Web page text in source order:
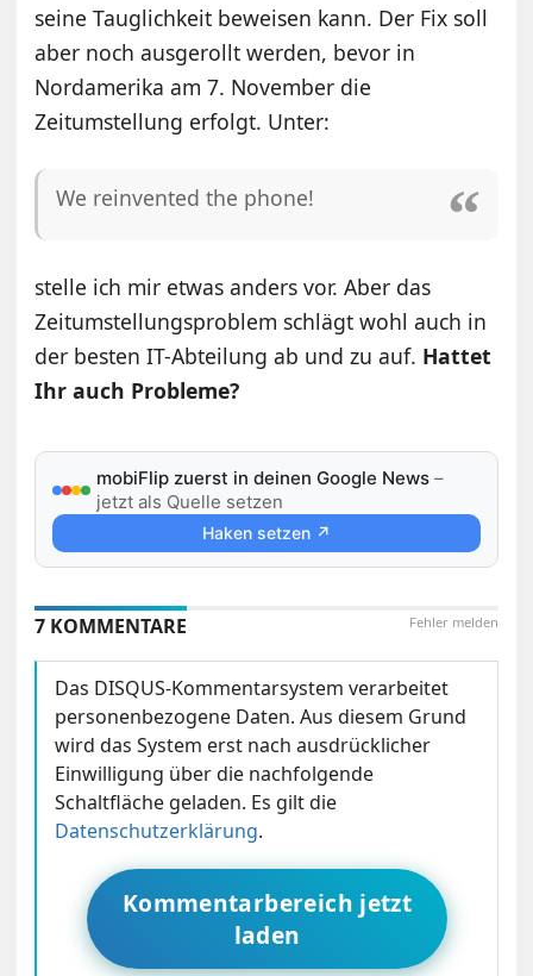
seine Tauglichkeit beweisen kann. Der Fix soll
aber noch ausgerollt werden, bevor in
Nordamerika am 7. November die
Zeitumstellung erfolgt. Unter:
We reinvented the phone!
stelle ich mir etwas anders vor. Aber das
Zeitumstellungsproblem schlägt wohl auch in
der besten IT-Abteilung ab und zu auf. Hattet
Ihr auch Probleme?
mobiFlip zuerst in deinen Google News –
jetzt als Quelle setzen
Haken setzen ↗
Fehler melden
7 KOMMENTARE
Das DISQUS-Kommentarsystem verarbeitet
personenbezogene Daten. Aus diesem Grund
wird das System erst nach ausdrücklicher
Einwilligung über die nachfolgende
Schaltfläche geladen. Es gilt die
Datenschutzerklärung.
Kommentarbereich jetzt
laden